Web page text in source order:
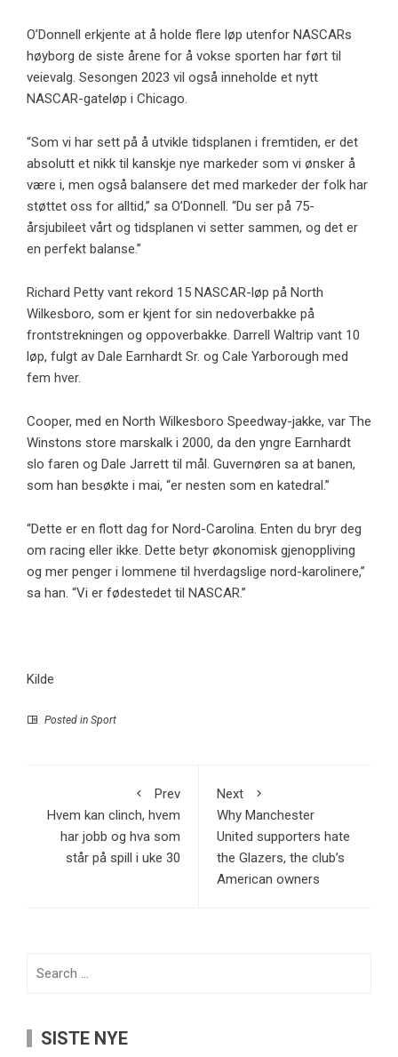
O’Donnell erkjente at å holde flere løp utenfor NASCARs
høyborg de siste årene for å vokse sporten har ført til
veievalg. Sesongen 2023 vil også inneholde et nytt
NASCAR-gateløp i Chicago.
“Som vi har sett på å utvikle tidsplanen i fremtiden, er det
absolutt et nikk til kanskje nye markeder som vi ønsker å
være i, men også balansere det med markeder der folk har
støttet oss for alltid,” sa O’Donnell. “Du ser på 75-
årsjubileet vårt og tidsplanen vi setter sammen, og det er
en perfekt balanse.”
Richard Petty vant rekord 15 NASCAR-løp på North
Wilkesboro, som er kjent for sin nedoverbakke på
frontstrekningen og oppoverbakke. Darrell Waltrip vant 10
løp, fulgt av Dale Earnhardt Sr. og Cale Yarborough med
fem hver.
Cooper, med en North Wilkesboro Speedway-jakke, var The
Winstons store marskalk i 2000, da den yngre Earnhardt
slo faren og Dale Jarrett til mål. Guvernøren sa at banen,
som han besøkte i mai, “er nesten som en katedral.”
“Dette er en flott dag for Nord-Carolina. Enten du bryr deg
om racing eller ikke. Dette betyr økonomisk gjenoppliving
og mer penger i lommene til hverdagslige nord-karolinere,”
sa han. “Vi er fødestedet til NASCAR.”
Kilde
Posted in Sport
Prev
Hvem kan clinch, hvem
har jobb og hva som
står på spill i uke 30
Next
Why Manchester
United supporters hate
the Glazers, the club’s
American owners
SISTE NYE